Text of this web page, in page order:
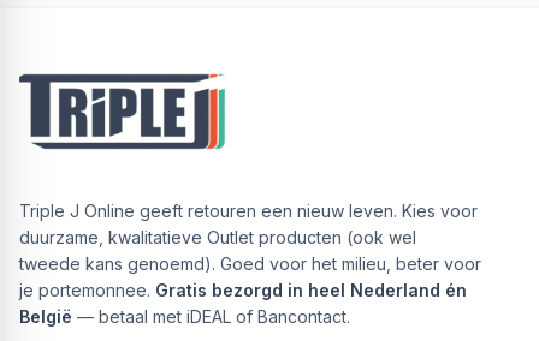
Triple J Online geeft retouren een nieuw leven. Kies voor
duurzame, kwalitatieve Outlet producten (ook wel
tweede kans genoemd). Goed voor het milieu, beter voor
je portemonnee. Gratis bezorgd in heel Nederland én
België — betaal met iDEAL of Bancontact.